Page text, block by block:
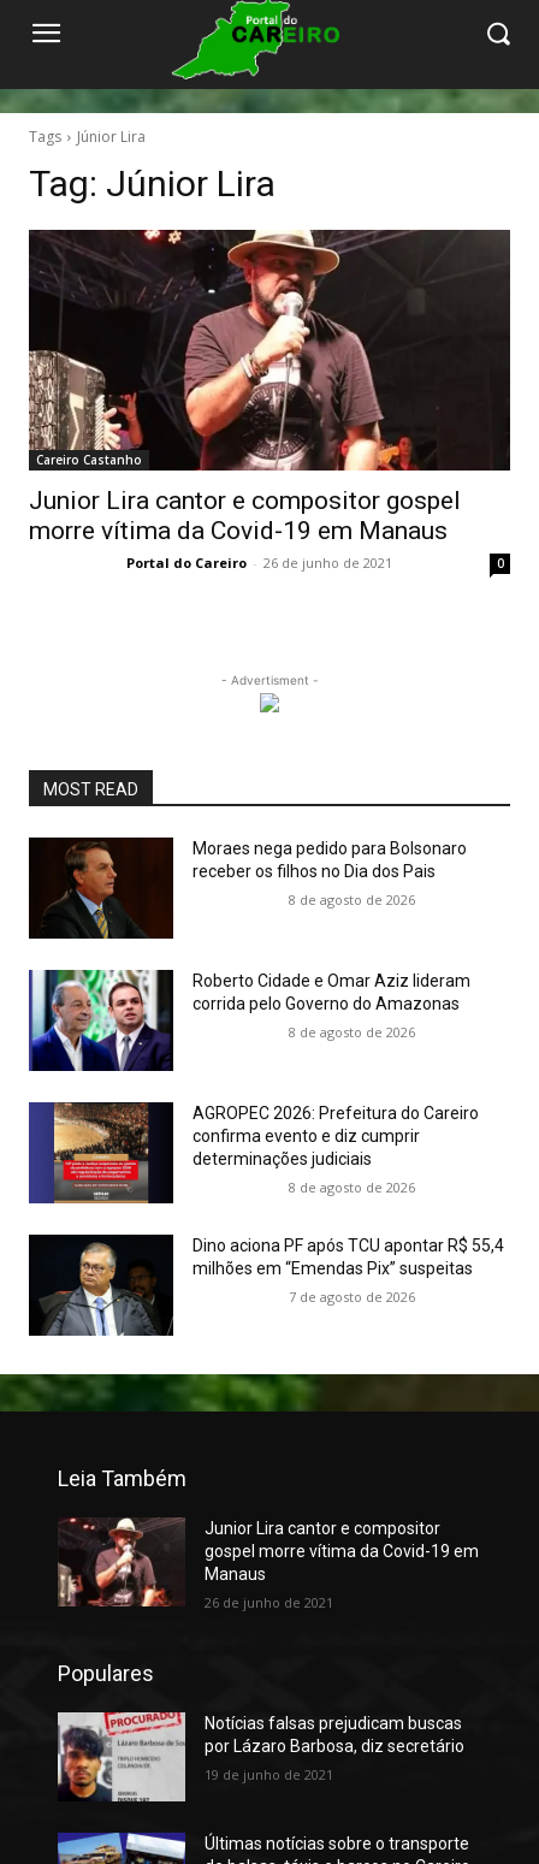
Tags Júnior Lira
Tag: Júnior Lira
Careiro Castanho
Junior Lira cantor e compositor gospel
morre vítima da Covid-19 em Manaus
Portal do Careiro - 26 de junho de 2021 0
- Advertisment -
MOST READ
Moraes nega pedido para Bolsonaro
receber os filhos no Dia dos Pais
8 de agosto de 2026
Roberto Cidade e Omar Aziz lideram
corrida pelo Governo do Amazonas
8 de agosto de 2026
AGROPEC 2026: Prefeitura do Careiro
confirma evento e diz cumprir
determinações judiciais
8 de agosto de 2026
Dino aciona PF após TCU apontar R$ 55,4
milhões em “Emendas Pix” suspeitas
7 de agosto de 2026
Leia Também
Junior Lira cantor e compositor
gospel morre vítima da Covid-19 em
Manaus
26 de junho de 2021
Populares
Notícias falsas prejudicam buscas
por Lázaro Barbosa, diz secretário
19 de junho de 2021
Últimas notícias sobre o transporte